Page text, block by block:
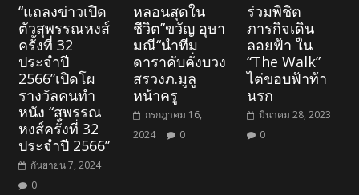
“แถลงข่าวเปิด
ตัวสุพรรณหงส์
ครั้งที่ 32
ประจำปี
2566”เปิดโผ
รางวัลคนทำ
หนัง “สุพรรณ
หงส์ครั้งที่ 32
ประจำปี 2566”
กันยายน 7, 2024
0
หลอนสุดใน
ชีวิต”ขวัญ อุษา
มณี“นำทีม
ดาราคับคั่งบวง
สรวงภ.มูลู
หน้าครู
กรกฎาคม 16,
2024
0
ร่วมพิชิต
ภารกิจเดิน
ลอยฟ้า ใน
“The Walk”
ไต่ขอบฟ้าท้า
นรก
มีนาคม 28, 2023
0